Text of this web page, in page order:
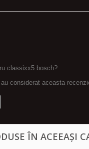
classixx5 bosch?
considerat aceasta
ÎN ACEEAȘI